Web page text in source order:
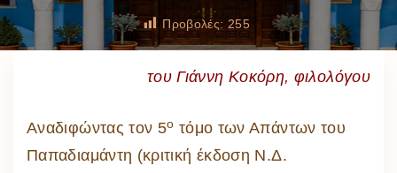
Προβολές: 255
του Γιάννη Κοκόρη, φιλολόγου
Αναδιφώντας τον 5ο τόμο των Απάντων του
Παπαδιαμάντη (κριτική έκδοση Ν.Δ.